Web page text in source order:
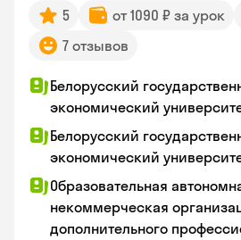
5 от 1090 ₽ за урок
7 отзывов
Белорусский
экономический
Белорусский
экономический
Образовательная
некоммерческая
дополнительного